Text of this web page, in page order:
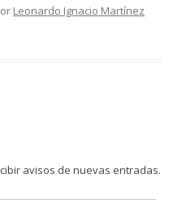
Leonardo Ignacio Martínez
avisos de nuevas entradas.